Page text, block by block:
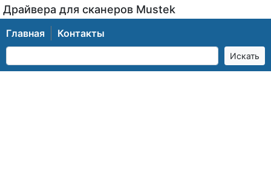
Драйвера для сканеров Mustek
Главная Контакты